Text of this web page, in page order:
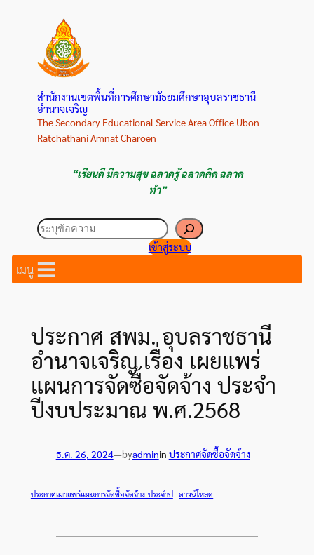
สำนักงานเขตพื้นที่การศึกษามัธยมศึกษาอุบลราชธานี
อำนาจเจริญ
The Secondary Educational Service Area Office Ubon
Ratchathani Amnat Charoen
“เรียนดี มีความสุข ฉลาดรู้ ฉลาดคิด ฉลาด
ทำ”
ค้นหา
เข้าสู่ระบบ
เมนู
ประกาศ สพม. อุบลราชธานี
อำนาจเจริญ เรื่อง เผยแพร่
แผนการจัดซื้อจัดจ้าง ประจำ
ปีงบประมาณ พ.ศ.2568
ธ.ค. 26, 2024—byadminin ประกาศจัดซื้อจัดจ้าง
ประกาศเผยแพร่แผนการจัดซื้อจัดจ้าง-ประจำป ดาวน์โหลด